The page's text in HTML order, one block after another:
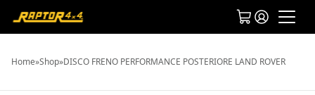
Home»Shop»DISCO FRENO PERFORMANCE POSTERIORE LAND ROVER